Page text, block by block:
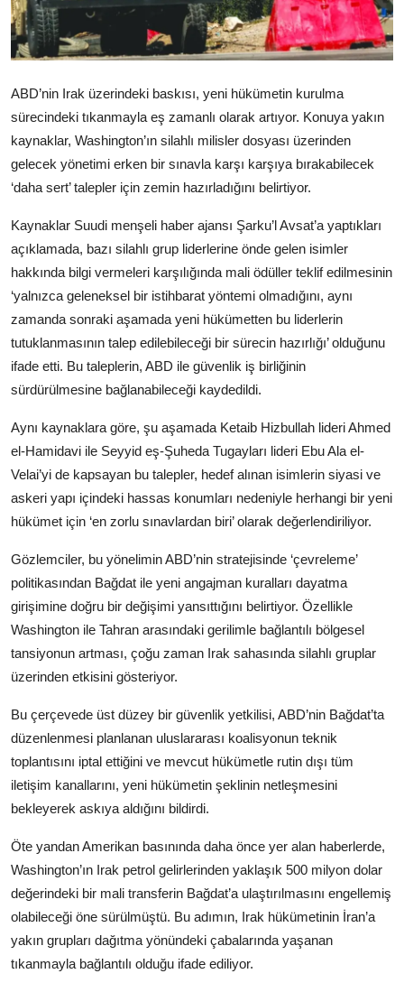
İletişim
Türkçe Kurdi
ABD’nin Irak üzerindeki baskısı, yeni hükümetin kurulma
sürecindeki tıkanmayla eş zamanlı olarak artıyor. Konuya yakın
kaynaklar, Washington’ın silahlı milisler dosyası üzerinden
gelecek yönetimi erken bir sınavla karşı karşıya bırakabilecek
‘daha sert’ talepler için zemin hazırladığını belirtiyor.
Kaynaklar Suudi menşeli haber ajansı Şarku’l Avsat’a yaptıkları
açıklamada, bazı silahlı grup liderlerine önde gelen isimler
hakkında bilgi vermeleri karşılığında mali ödüller teklif edilmesinin
‘yalnızca geleneksel bir istihbarat yöntemi olmadığını, aynı
zamanda sonraki aşamada yeni hükümetten bu liderlerin
tutuklanmasının talep edilebileceği bir sürecin hazırlığı’ olduğunu
ifade etti. Bu taleplerin, ABD ile güvenlik iş birliğinin
sürdürülmesine bağlanabileceği kaydedildi.
Aynı kaynaklara göre, şu aşamada Ketaib Hizbullah lideri Ahmed
el-Hamidavi ile Seyyid eş-Şuheda Tugayları lideri Ebu Ala el-
Velai’yi de kapsayan bu talepler, hedef alınan isimlerin siyasi ve
askeri yapı içindeki hassas konumları nedeniyle herhangi bir yeni
hükümet için ‘en zorlu sınavlardan biri’ olarak değerlendiriliyor.
Gözlemciler, bu yönelimin ABD’nin stratejisinde ‘çevreleme’
politikasından Bağdat ile yeni angajman kuralları dayatma
girişimine doğru bir değişimi yansıttığını belirtiyor. Özellikle
Washington ile Tahran arasındaki gerilimle bağlantılı bölgesel
tansiyonun artması, çoğu zaman Irak sahasında silahlı gruplar
üzerinden etkisini gösteriyor.
Bu çerçevede üst düzey bir güvenlik yetkilisi, ABD’nin Bağdat’ta
düzenlenmesi planlanan uluslararası koalisyonun teknik
toplantısını iptal ettiğini ve mevcut hükümetle rutin dışı tüm
iletişim kanallarını, yeni hükümetin şeklinin netleşmesini
bekleyerek askıya aldığını bildirdi.
Öte yandan Amerikan basınında daha önce yer alan haberlerde,
Washington’ın Irak petrol gelirlerinden yaklaşık 500 milyon dolar
değerindeki bir mali transferin Bağdat’a ulaştırılmasını engellemiş
olabileceği öne sürülmüştü. Bu adımın, Irak hükümetinin İran’a
yakın grupları dağıtma yönündeki çabalarında yaşanan
tıkanmayla bağlantılı olduğu ifade ediliyor.